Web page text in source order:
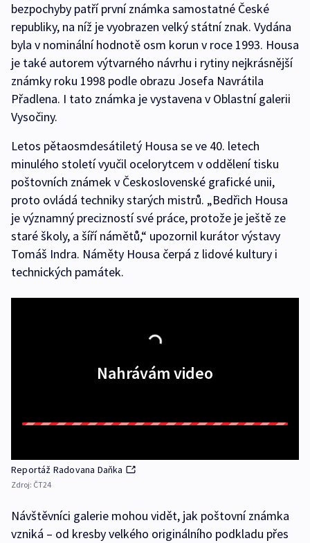
bezpochyby patří první známka samostatné České
republiky, na níž je vyobrazen velký státní znak. Vydána
byla v nominální hodnotě osm korun v roce 1993. Housa
je také autorem výtvarného návrhu i rytiny nejkrásnější
známky roku 1998 podle obrazu Josefa Navrátila
Přadlena. I tato známka je vystavena v Oblastní galerii
Vysočiny.
Letos pětaosmdesátiletý Housa se ve 40. letech
minulého století vyučil ocelorytcem v oddělení tisku
poštovních známek v Československé grafické unii,
proto ovládá techniky starých mistrů. „Bedřich Housa
je významný precizností své práce, protože je ještě ze
staré školy, a šíří námětů,“ upozornil kurátor výstavy
Tomáš Indra. Náměty Housa čerpá z lidové kultury i
technických památek.
Nahrávám video
Reportáž Radovana Daňka
Zdroj: ČT24
Návštěvníci galerie mohou vidět, jak poštovní známka
vzniká – od kresby velkého originálního podkladu přes